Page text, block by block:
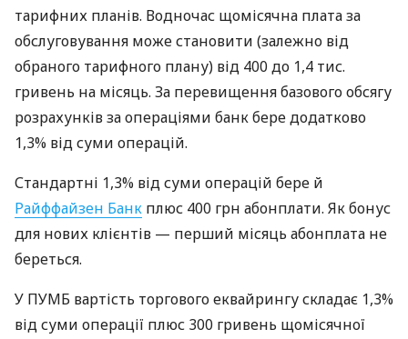
тарифних планів. Водночас щомісячна плата за
обслуговування може становити (залежно від
обраного тарифного плану) від 400 до 1,4 тис.
гривень на місяць. За перевищення базового обсягу
розрахунків за операціями банк бере додатково
1,3% від суми операцій.
Стандартні 1,3% від суми операцій бере й
Райффайзен Банк плюс 400 грн абонплати. Як бонус
для нових клієнтів — перший місяць абонплата не
береться.
У ПУМБ вартість торгового еквайрингу складає 1,3%
від суми операції плюс 300 гривень щомісячної